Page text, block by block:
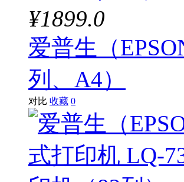
¥1899.0
爱普生（
列、A4）
对比 收藏 0